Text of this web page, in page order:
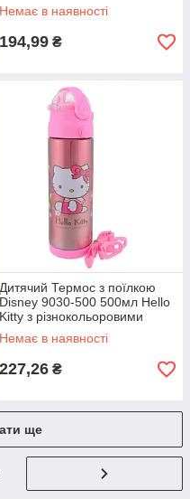
Немає в наявності
194,99 ₴
Дитячий Термос з поїлкою
Disney 9030-500 500мл Hello
Kitty з різнокольоровими
квітами
Немає в наявності
227,26 ₴
ще